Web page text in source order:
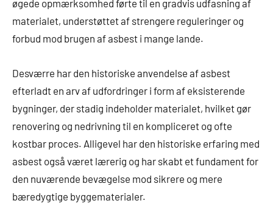
øgede opmærksomhed førte til en gradvis udfasning af
materialet, understøttet af strengere reguleringer og
forbud mod brugen af asbest i mange lande.
Desværre har den historiske anvendelse af asbest
efterladt en arv af udfordringer i form af eksisterende
bygninger, der stadig indeholder materialet, hvilket gør
renovering og nedrivning til en kompliceret og ofte
kostbar proces. Alligevel har den historiske erfaring med
asbest også været lærerig og har skabt et fundament for
den nuværende bevægelse mod sikrere og mere
bæredygtige byggematerialer.